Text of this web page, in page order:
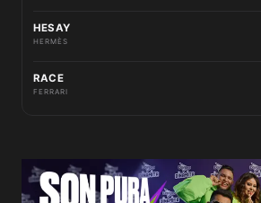
HESAY
HERMÈS
RACE
FERRARI